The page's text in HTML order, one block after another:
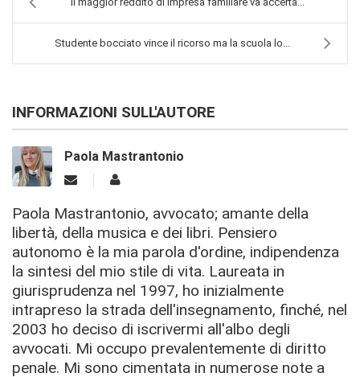
Studente bocciato vince il ricorso ma la scuola lo...
INFORMAZIONI SULL'AUTORE
Paola Mastrantonio
Paola Mastrantonio, avvocato; amante della
libertà, della musica e dei libri. Pensiero
autonomo è la mia parola d'ordine, indipendenza
la sintesi del mio stile di vita. Laureata in
giurisprudenza nel 1997, ho inizialmente
intrapreso la strada dell'insegnamento, finché, nel
2003 ho deciso di iscrivermi all'albo degli
avvocati. Mi occupo prevalentemente di diritto
penale. Mi sono cimentata in numerose note a